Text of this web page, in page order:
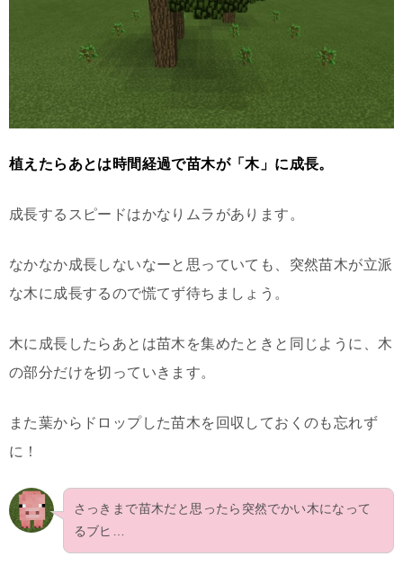
植えたらあとは時間経過で苗木が「木」に成長。
成長するスピードはかなりムラがあります。
なかなか成長しないなーと思っていても、突然苗木が立派
な木に成長するので慌てず待ちましょう。
木に成長したらあとは苗木を集めたときと同じように、木
の部分だけを切っていきます。
また葉からドロップした苗木を回収しておくのも忘れず
に！
さっきまで苗木だと思ったら突然でかい木になって
るブヒ…